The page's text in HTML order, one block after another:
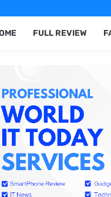
FULL REVIEW